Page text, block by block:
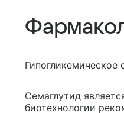
Гипогликемическое
Семаглутид
биотехнологии